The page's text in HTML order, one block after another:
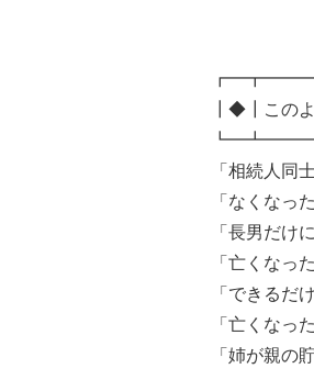
┃◆┃このよ
「相続人同
「なくなっ
「長男だけ
「亡くなっ
「できるだ
「亡くなっ
「姉が親の